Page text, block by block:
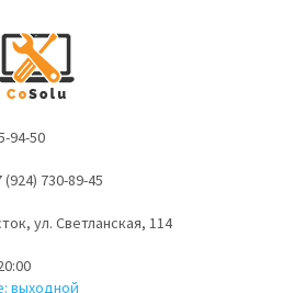
94-50
730-89-45
ул. Светланская, 114
выходной